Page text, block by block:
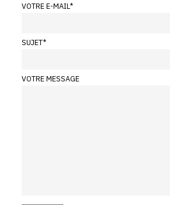
VOTRE E-MAIL*
SUJET*
VOTRE MESSAGE